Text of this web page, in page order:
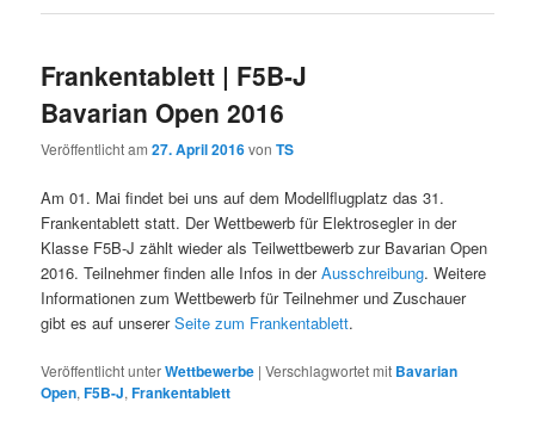
Frankentablett | F5B-J
Bavarian Open 2016
Veröffentlicht am27. April 2016vonTS
Am 01. Mai findet bei uns auf dem Modellflugplatz das 31.
Frankentablett statt. Der Wettbewerb für Elektrosegler in der
Klasse F5B-J zählt wieder als Teilwettbewerb zur Bavarian Open
2016. Teilnehmer finden alle Infos in derAusschreibung. Weitere
Informationen zum Wettbewerb für Teilnehmer und Zuschauer
gibt es auf unsererSeite zum Frankentablett.
Veröffentlicht unterWettbewerbe |Verschlagwortet mit Bavarian
Open,F5B-J,Frankentablett